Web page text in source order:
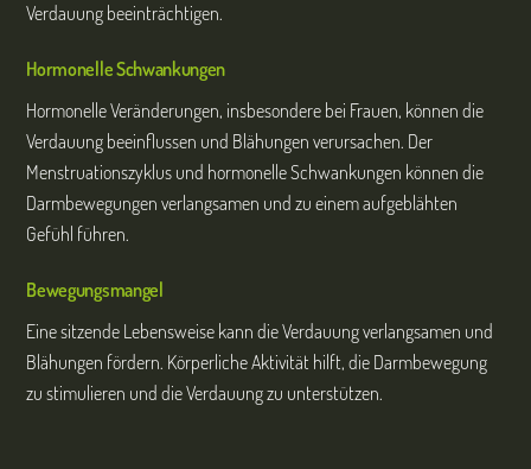
Verdauung beeinträchtigen.
Hormonelle Schwankungen
Hormonelle Veränderungen, insbesondere bei Frauen, können die
Verdauung beeinflussen und Blähungen verursachen. Der
Menstruationszyklus und hormonelle Schwankungen können die
Darmbewegungen verlangsamen und zu einem aufgeblähten
Gefühl führen.
Bewegungsmangel
Eine sitzende Lebensweise kann die Verdauung verlangsamen und
Blähungen fördern. Körperliche Aktivität hilft, die Darmbewegung
zu stimulieren und die Verdauung zu unterstützen.